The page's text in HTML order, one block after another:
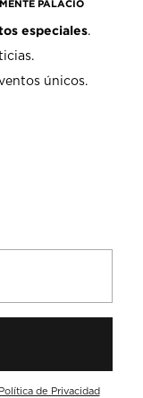
PALACIO
especiales.
únicos.
Política de Privacidad